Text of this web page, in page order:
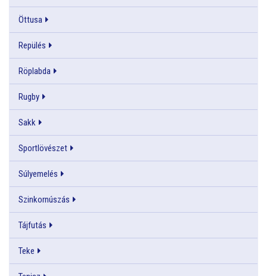
Öttusa
Repülés
Röplabda
Rugby
Sakk
Sportlövészet
Súlyemelés
Szinkornúszás
Tájfutás
Teke